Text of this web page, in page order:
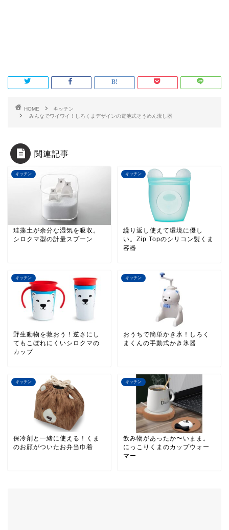
HOME
キッチン
みんなでワイワイ！しろくまデザインの電池式そうめん流し器
関連記事
キッチン
珪藻土が余分な湿気を吸収。
シロクマ型の計量スプーン
キッチン
繰り返し使えて環境に優し
い。Zip Topのシリコン製くま
容器
キッチン
野生動物を救おう！逆さにし
てもこぼれにくいシロクマの
カップ
キッチン
おうちで簡単かき氷！しろく
まくんの手動式かき氷器
キッチン
保冷剤と一緒に使える！くま
のお顔がついたお弁当巾着
キッチン
飲み物があったか〜いまま。
にっこりくまのカップウォー
マー